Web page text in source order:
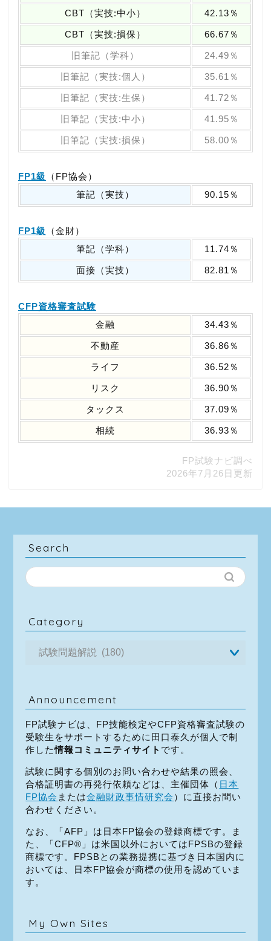
CBT（実技:中小） 42.13％
CBT（実技:損保） 66.67％
旧筆記（学科） 24.49％
旧筆記（実技:個人） 35.61％
旧筆記（実技:生保） 41.72％
旧筆記（実技:中小） 41.95％
旧筆記（実技:損保） 58.00％
FP1級
（FP協会）
筆記（実技）
90.15％
FP1級
（金財）
筆記（学科）
11.74％
面接（実技） 82.81％
CFP資格審査試験
金融
34.43％
不動産 36.86％
ライフ 36.52％
リスク 36.90％
タックス 37.09％
相続 36.93％
FP試験ナビ調べ
2026年7月26日更新
Search
Category
Announcement
FP試験ナビは、FP技能検定やCFP資格審査試験の
受験生をサポートするために田口泰久が個人で制
作した情報コミュニティサイト です。
試験に関する個別のお問い合わせや結果の照会、
合格証明書の再発行依頼などは、主催団体（ 日本
FP協会 または金融財政事情研究会 ）に直接お問い
合わせください。
なお、「AFP」は日本FP協会の登録商標です。ま
た、「CFP®」は米国以外においてはFPSBの登録
商標です。FPSBとの業務提携に基づき日本国内に
おいては、日本FP協会が商標の使用を認めていま
す。
My Own Sites